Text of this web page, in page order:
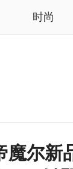
时尚
魔尔新